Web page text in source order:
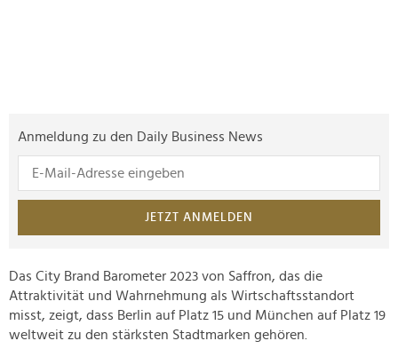
Anmeldung zu den Daily Business News
JETZT ANMELDEN
Das City Brand Barometer 2023 von Saffron, das die
Attraktivität und Wahrnehmung als Wirtschaftsstandort
misst, zeigt, dass Berlin auf Platz 15 und München auf Platz 19
weltweit zu den stärksten Stadtmarken gehören.